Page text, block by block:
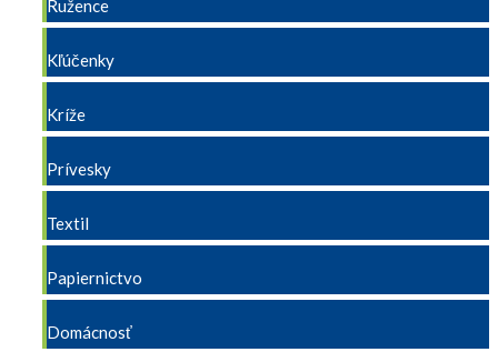
Ružence
Kľúčenky
Kríže
Prívesky
Textil
Papiernictvo
Domácnosť